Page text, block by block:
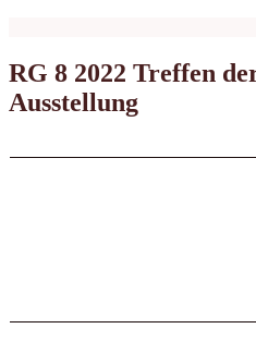
RG 8 2022 Treffen
Ausstellung